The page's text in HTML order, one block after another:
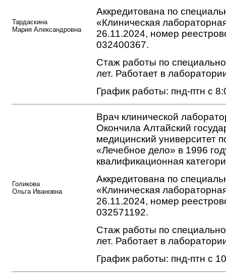
Тардаскина
Мария Александровна
Аккредитована по
«Клиническая
26.11.2024, номер
032400367.
Стаж работы по
лет. Работает в
График работы: пнд-птн с
Голикова
Ольга Ивановна
Врач клинической
Окончила Алтайский
медицинский университет
«Лечебное дело» в 1996
квалификационная
Аккредитована по
«Клиническая
26.11.2024, номер
032571192.
Стаж работы по
лет. Работает в
График работы: пнд-птн с